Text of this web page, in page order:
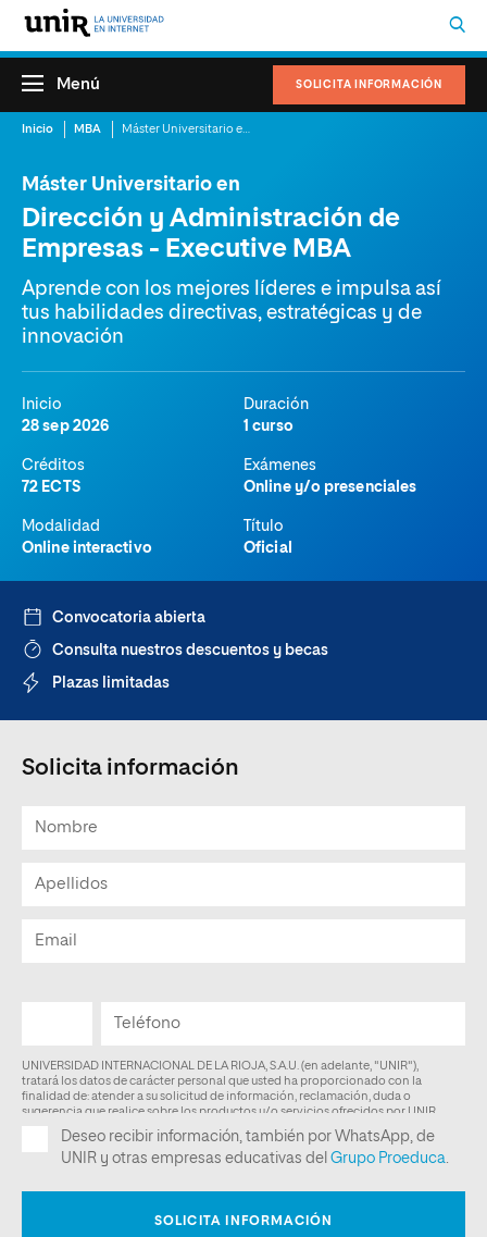
SOLICITA INFORMACIÓN
Menú
Inicio MBA
Máster Universitario en
Dirección y Administración de
Empresas - Executive MBA
Aprende con los mejores líderes e impulsa así
tus habilidades directivas, estratégicas y de
innovación
Inicio
28 sep 2026
Duración
1 curso
Créditos
72 ECTS
Exámenes
Online y/o presenciales
Modalidad
Online interactivo
Título
Oficial
Convocatoria abierta
Consulta nuestros descuentos y becas
Plazas limitadas
Solicita información